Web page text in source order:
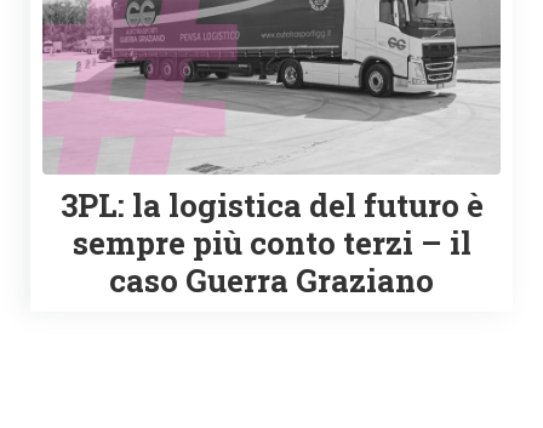
3PL: la logistica del futuro è
sempre più conto terzi – il
caso Guerra Graziano